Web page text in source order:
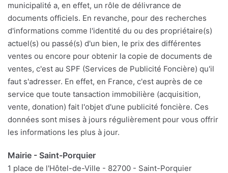
municipalité a, en effet, un rôle de délivrance de
documents officiels. En revanche, pour des recherches
d'informations comme l'identité du ou des propriétaire(s)
actuel(s) ou passé(s) d'un bien, le prix des différentes
ventes ou encore pour obtenir la copie de documents de
ventes, c'est au SPF (Services de Publicité Foncière) qu'il
faut s'adresser. En effet, en France, c'est auprès de ce
service que toute tansaction immobilière (acquisition,
vente, donation) fait l'objet d'une publicité foncière. Ces
données sont mises à jours régulièrement pour vous offrir
les informations les plus à jour.
Mairie - Saint-Porquier
1 place de l'Hôtel-de-Ville - 82700 - Saint-Porquier